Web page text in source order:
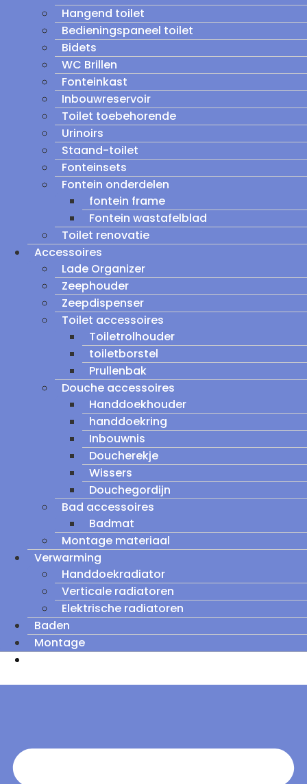
Hangend toilet
Bedieningspaneel toilet
Bidets
WC Brillen
Fonteinkast
Inbouwreservoir
Toilet toebehorende
Urinoirs
Staand-toilet
Fonteinsets
Fontein onderdelen
fontein frame
Fontein wastafelblad
Toilet renovatie
Accessoires
Lade Organizer
Zeephouder
Zeepdispenser
Toilet accessoires
Toiletrolhouder
toiletborstel
Prullenbak
Douche accessoires
Handdoekhouder
handdoekring
Inbouwnis
Doucherekje
Wissers
Douchegordijn
Bad accessoires
Badmat
Montage materiaal
Verwarming
Handdoekradiator
Verticale radiatoren
Elektrische radiatoren
Baden
Montage